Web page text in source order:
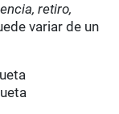
retiro,
variar de un